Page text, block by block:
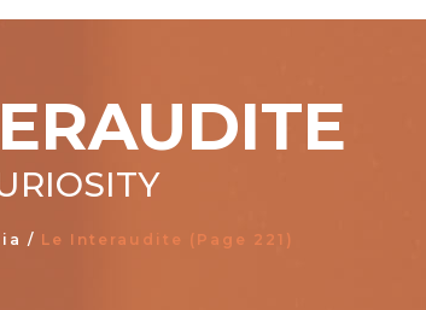
/ Le Interaudite (Page 221)